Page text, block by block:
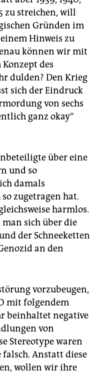
zu streichen, will
Gründen im
Hinweis zu
können wir mit
des
dulden? Den Krieg
sich der Eindruck
von sechs
ganz okay“
über eine
und so
damals
zugetragen hat.
harmlos.
sich über die
der Schneeketten
an den
vorzubeugen,
mit folgendem
beinhaltet negative
von
Stereotype waren
Anstatt diese
wollen wir ihre